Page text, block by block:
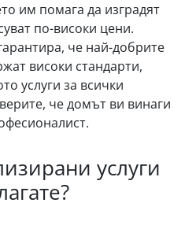
им помага да изградят
по-високи цени.
че най-добрите
високи стандарти,
услуги за всички
че домът ви винаги
услуги